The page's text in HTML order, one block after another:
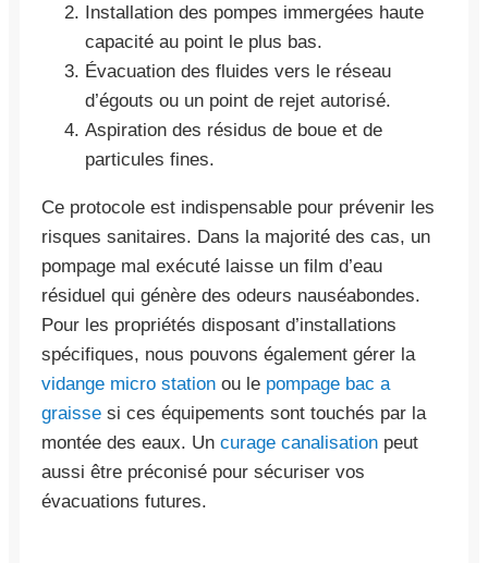
Installation des pompes immergées haute
capacité au point le plus bas.
Évacuation des fluides vers le réseau
d’égouts ou un point de rejet autorisé.
Aspiration des résidus de boue et de
particules fines.
Ce protocole est indispensable pour prévenir les
risques sanitaires. Dans la majorité des cas, un
pompage mal exécuté laisse un film d’eau
résiduel qui génère des odeurs nauséabondes.
Pour les propriétés disposant d’installations
spécifiques, nous pouvons également gérer la
vidange micro station ou le pompage bac a
graisse si ces équipements sont touchés par la
montée des eaux. Un curage canalisation peut
aussi être préconisé pour sécuriser vos
évacuations futures.